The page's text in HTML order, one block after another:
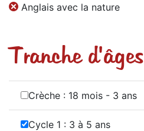
Anglais avec la nature
Tranche d'âges
Crèche : 18 mois - 3 ans
Cycle 1 : 3 à 5 ans